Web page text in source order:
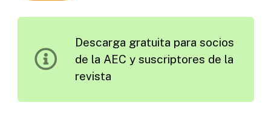
Cantabria
Descarga gratuita para socios
de la AEC y suscriptores de la
revista